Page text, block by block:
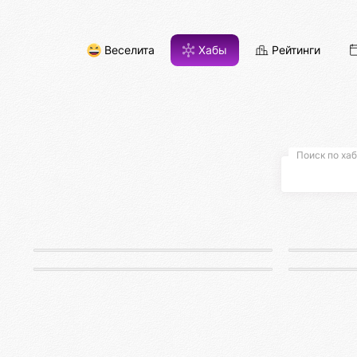
Веселита Хабы Рейтинги
Поиск по